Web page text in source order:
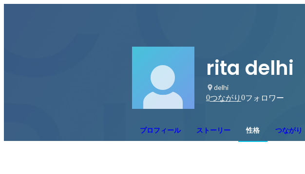
rita delhi
delhi
0つながり 0フォロワー
プロフィール ストーリー 性格 つながり